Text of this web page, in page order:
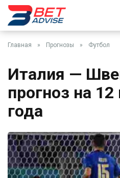
Главная » Прогнозы » Футбол
Италия —
прогноз на
года